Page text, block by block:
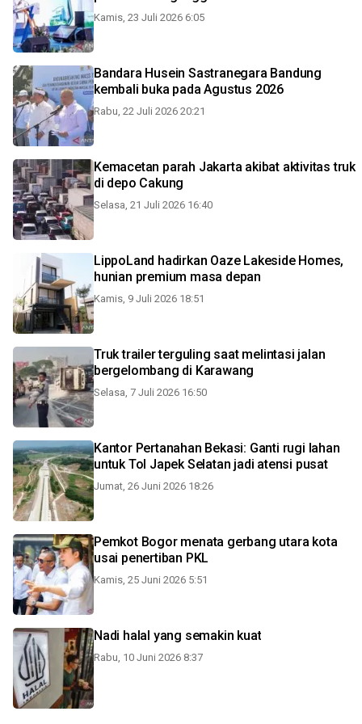
Kamis, 23 Juli 2026 6:05
Bandara Husein Sastranegara Bandung
kembali buka pada Agustus 2026
Rabu, 22 Juli 2026 20:21
Kemacetan parah Jakarta akibat aktivitas truk
di depo Cakung
Selasa, 21 Juli 2026 16:40
LippoLand hadirkan Oaze Lakeside Homes,
hunian premium masa depan
Kamis, 9 Juli 2026 18:51
Truk trailer terguling saat melintasi jalan
bergelombang di Karawang
Selasa, 7 Juli 2026 16:50
Kantor Pertanahan Bekasi: Ganti rugi lahan
untuk Tol Japek Selatan jadi atensi pusat
Jumat, 26 Juni 2026 18:26
Pemkot Bogor menata gerbang utara kota
usai penertiban PKL
Kamis, 25 Juni 2026 5:51
Nadi halal yang semakin kuat
Rabu, 10 Juni 2026 8:37